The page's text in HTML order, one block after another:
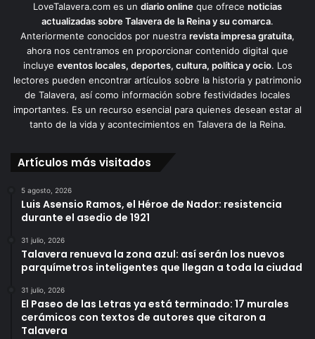
LoveTalavera.com es un diario online que ofrece noticias
actualizadas sobre Talavera de la Reina y su comarca.
Anteriormente conocidos por nuestra revista impresa gratuita,
ahora nos centramos en proporcionar contenido digital que
incluye eventos locales, deportes, cultura, política y ocio. Los
lectores pueden encontrar artículos sobre la historia y patrimonio
de Talavera, así como información sobre festividades locales
importantes. Es un recurso esencial para quienes desean estar al
tanto de la vida y acontecimientos en Talavera de la Reina.
Artículos más visitados
5 agosto, 2026
Luis Asensio Ramos, el Héroe de Nador: resistencia
durante el asedio de 1921
31 julio, 2026
Talavera renueva la zona azul: así serán los nuevos
parquímetros inteligentes que llegan a toda la ciudad
31 julio, 2026
El Paseo de las Letras ya está terminado: 17 murales
cerámicos con textos de autores que citaron a
Talavera